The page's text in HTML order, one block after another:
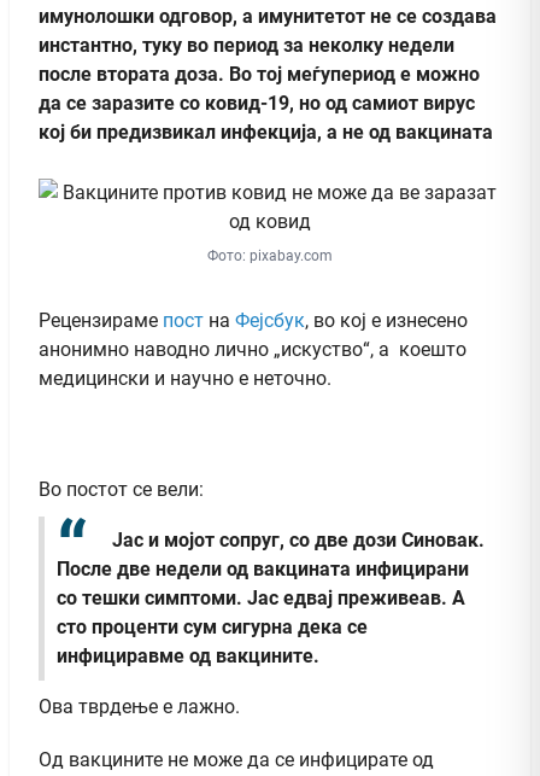
имунолошки одговор, а имунитетот не се создава
инстантно, туку во период за неколку недели
после втората доза. Во тој меѓупериод е можно
да се заразите со ковид-19, но од самиот вирус
кој би предизвикал инфекција, а не од вакцината
Фото: pixabay.com
Рецензираме пост на Фејсбук, во кој е изнесено
анонимно наводно лично „искуство“, а коешто
медицински и научно е неточно.
Во постот се вели:
Јас и мојот сопруг, со две дози Синовак.
После две недели од вакцината инфицирани
со тешки симптоми. Јас едвај преживеав. А
сто проценти сум сигурна дека се
инфициравме од вакцините.
Ова тврдење е лажно.
Од вакцините не може да се инфицирате од